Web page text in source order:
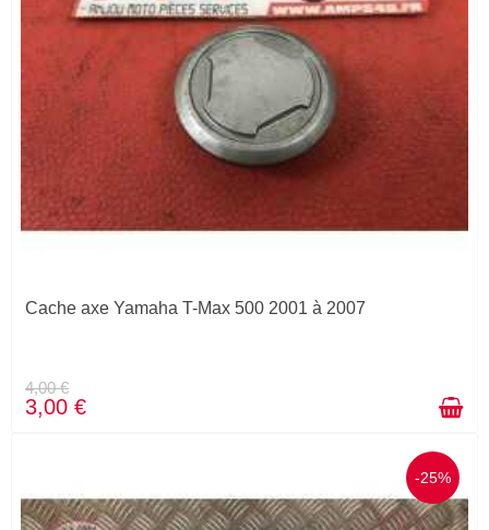
Cache axe Yamaha T-Max 500 2001 à 2007
4,00 €
3,00 €
-25%